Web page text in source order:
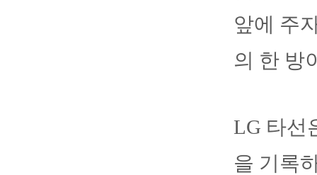
앞에 주
의 한 방
LG 타선
을 기록